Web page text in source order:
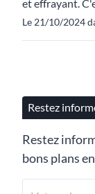
et effrayant.
Le 21/10/2024
Restez
Restez
bons plans